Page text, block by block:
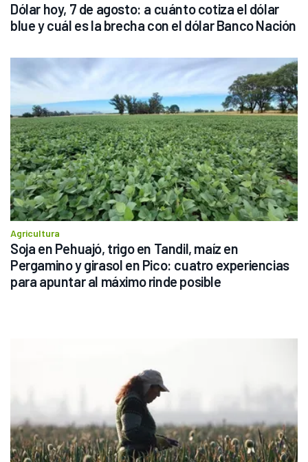
Dólar hoy, 7 de agosto: a cuánto cotiza el dólar
blue y cuál es la brecha con el dólar Banco Nación
Agricultura
Soja en Pehuajó, trigo en Tandil, maíz en
Pergamino y girasol en Pico: cuatro experiencias
para apuntar al máximo rinde posible